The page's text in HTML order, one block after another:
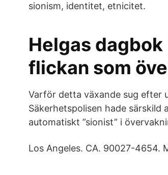
sionism, identitet, etnicitet.
Helgas
flickan som
Varför detta växande sug efter
Säkerhetspolisen hade särskild
automatiskt ”sionist” i
Los Angeles. CA. 90027-4654.